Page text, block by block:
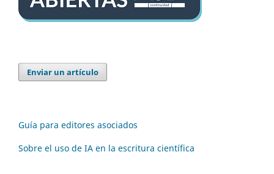
Enviar un artículo
Guía para editores asociados
Sobre el uso de IA en la escritura científica